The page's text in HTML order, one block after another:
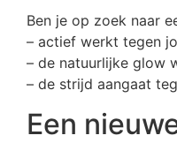
Ben je op zoek naar
– actief werkt tegen
– de natuurlijke glow
– de strijd aangaat
Een